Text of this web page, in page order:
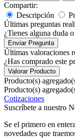
Compartir:
Descripción
Últimas preguntas
¿Tienes alguna duda
Enviar Pregunta
Últimas valoraciones
¿Has comprado este
Valorar Producto
Producto(s)
Producto(s)
Cotizaciones
Suscríbete a nuestro
Se el primero en
novedades que